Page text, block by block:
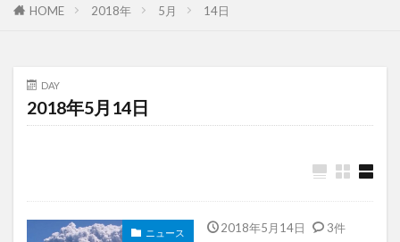
HOME 2018年 5月 14日
DAY
2018年5月14日
ニュース 2018年5月14日 3件